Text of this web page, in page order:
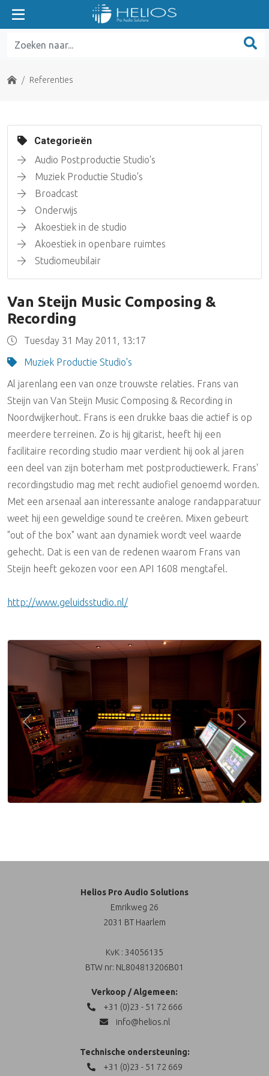
Home Referenties
Van Steijn Music Composing &
Recording
Tuesday 31 May 2011, 13:17
Muziek Productie Studio's
Al jarenlang een van onze trouwste relaties. Frans van
Steijn van Van Steijn Music Composing & Recording in
Noordwijkerhout. Frans is een drukke baas die actief is op
meerdere terreinen. Zo is hij gitarist, heeft hij een
facilitaire recording studio maar verdient hij ook al jaren
een deel van zijn boterham met postproductiewerk. Frans'
recordingstudio mag met recht audiofiel genoemd worden.
Met een arsenaal aan interessante analoge randapparatuur
weet hij een geweldige sound te creëren. Mixen gebeurt
"out of the box" want aan dynamiek wordt veel waarde
gehecht. Dat is een van de redenen waarom Frans van
Steijn heeft gekozen voor een API 1608 mengtafel.
http://www.geluidsstudio.nl/
Previous Next
Categorieën
Audio Postproductie Studio's
Muziek Productie Studio's
Broadcast
Onderwijs
Akoestiek in de studio
Akoestiek in openbare ruimtes
Studiomeubilair
Helios Pro Audio Solutions
Emrikweg 26
2031 BT Haarlem
KvK : 34056135
BTW nr: NL804813206B01
Verkoop / Algemeen:
+31 (0)23 - 51 72 666
info@helios.nl
Technische ondersteuning:
+31 (0)23 - 51 72 669